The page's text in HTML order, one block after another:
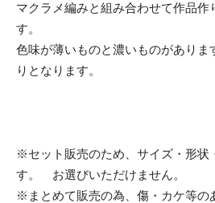
マクラメ編みと組み合わせて作品作
す。
色味が薄いものと濃いものがありま
りとなります。
※セット販売のため、サイズ・形状
す。 お選びいただけません。
※まとめて販売の為、傷・カケ等の